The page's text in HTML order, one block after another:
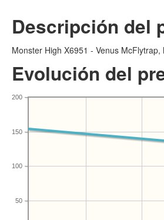
Descripción del
Monster High X6951 - Venus
Evolución del
50
100
150
200